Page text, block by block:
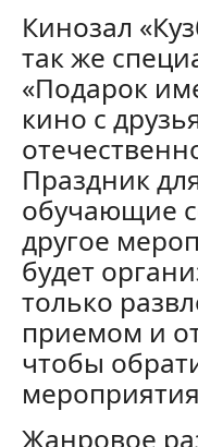
Кинозал
так же
«Подарок
кино с
Праздник
обучающие
другое
будет
только
приемом и
чтобы
Жанровое